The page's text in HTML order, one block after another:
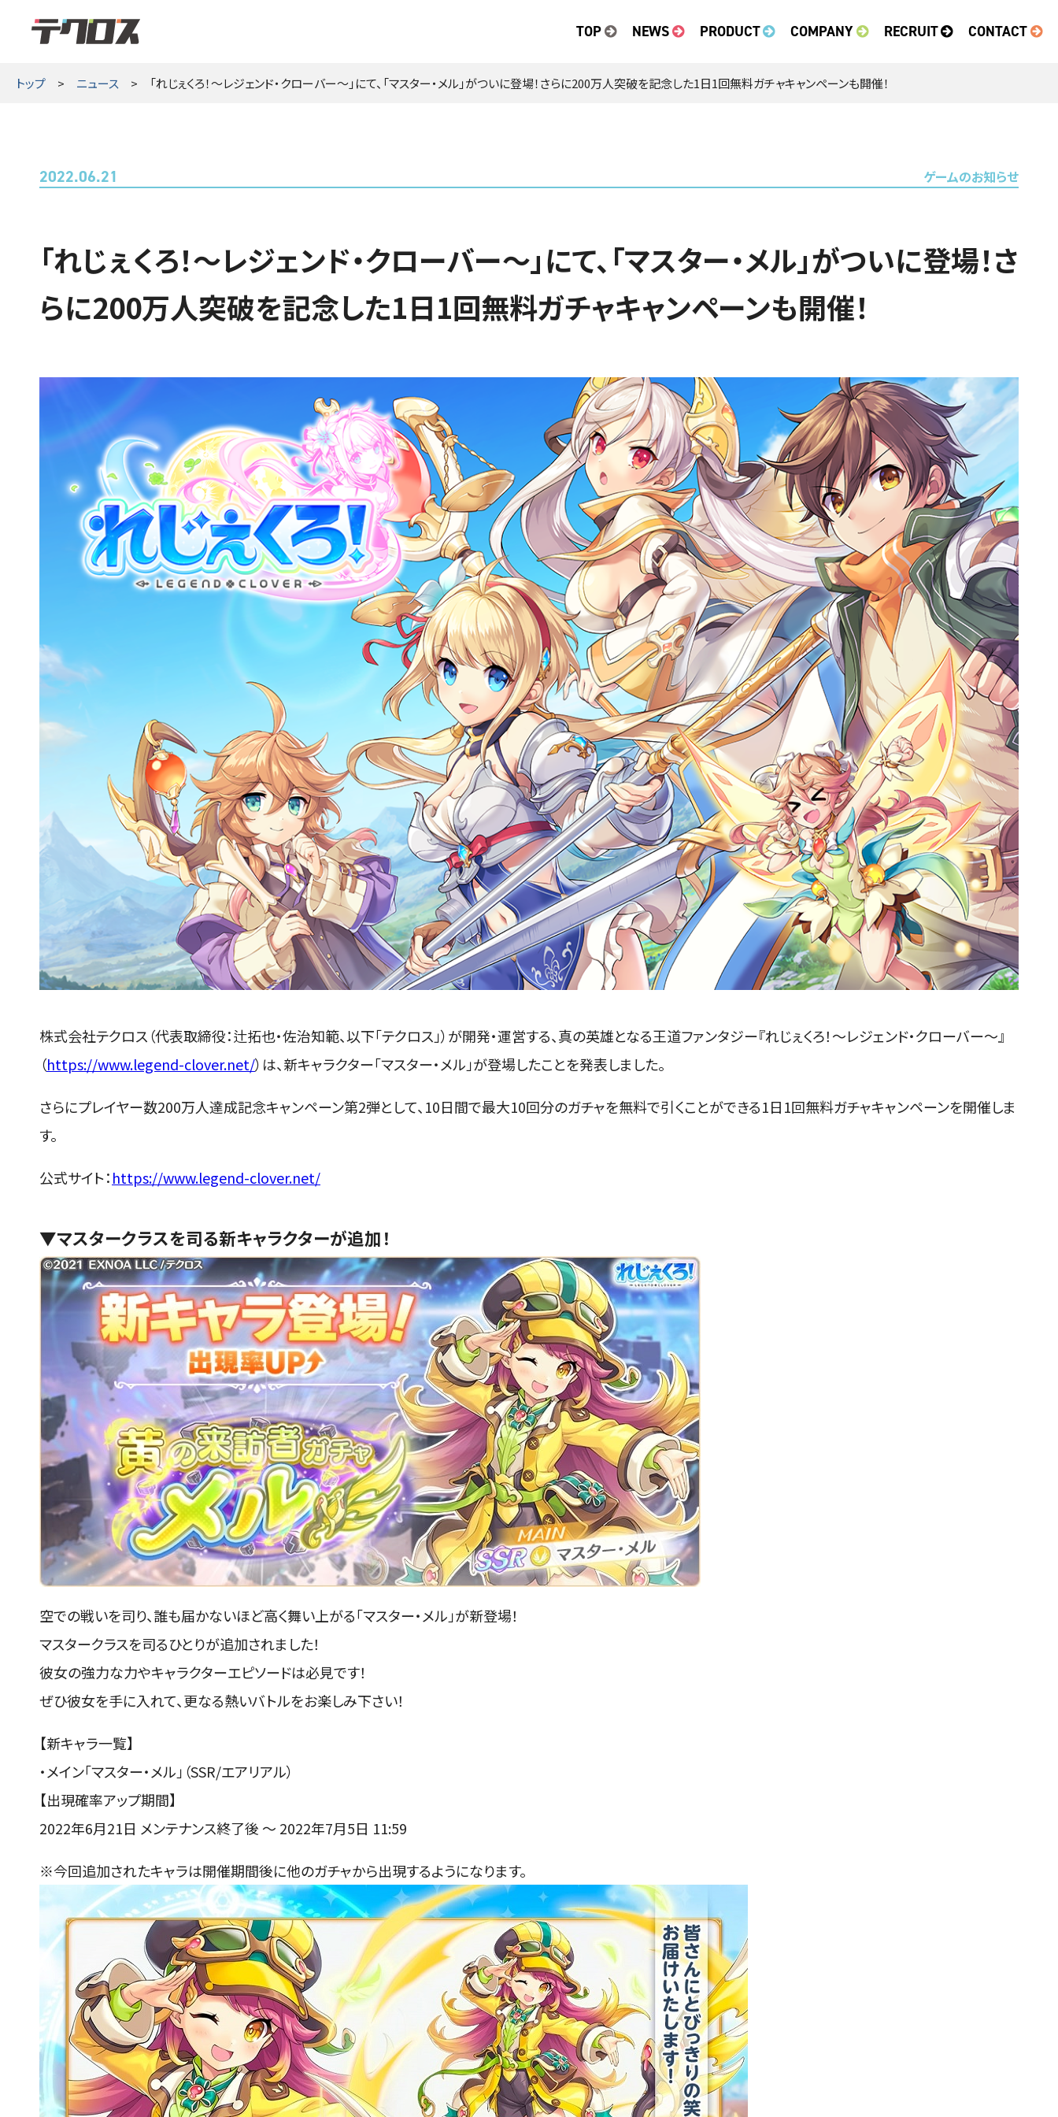
TOP NEWS PRODUCT COMPANY RECRUIT CONTACT
トップ ニュース 「れじぇくろ！～レジェンド・クローバー～」にて、「マスター・メル」がついに登場！さらに200万人突破を記念した1日1回無料ガチャキャンペーンも開催！
2022.06.21 ゲームのお知らせ
「れじぇくろ！～レジェンド・クローバー～」にて、「マスター・メル」がついに登場！さ
らに200万人突破を記念した1日1回無料ガチャキャンペーンも開催！
株式会社テクロス（代表取締役：辻拓也・佐治知範、以下「テクロス」）が開発・運営する、真の英雄となる王道ファンタジー『れじぇくろ！～レジェンド・クローバー～』
（https://www.legend-clover.net/）は、新キャラクター「マスター・メル」が登場したことを発表しました。
さらにプレイヤー数200万人達成記念キャンペーン第2弾として、10日間で最大10回分のガチャを無料で引くことができる1日1回無料ガチャキャンペーンを開催しま
す。
公式サイト：https://www.legend-clover.net/
▼マスタークラスを司る新キャラクターが追加！
空での戦いを司り、誰も届かないほど高く舞い上がる「マスター・メル」が新登場！
マスタークラスを司るひとりが追加されました！
彼女の強力な力やキャラクターエピソードは必見です！
ぜひ彼女を手に入れて、更なる熱いバトルをお楽しみ下さい！
【新キャラ一覧】
・メイン「マスター・メル」（SSR/エアリアル）
【出現確率アップ期間】
2022年6月21日 メンテナンス終了後 ～ 2022年7月5日 11:59
※今回追加されたキャラは開催期間後に他のガチャから出現するようになります。